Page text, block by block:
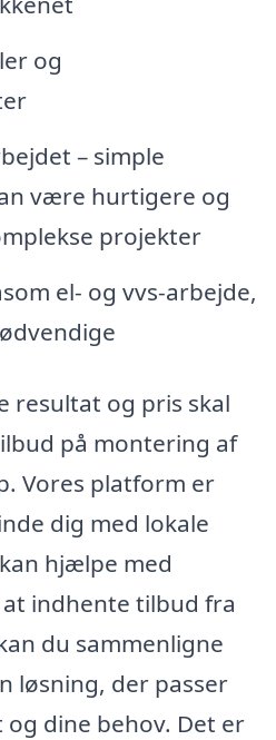
og
– simple
være hurtigere og
projekter
el- og vvs-arbejde,
resultat og pris skal
på montering af
Vores platform er
dig med lokale
hjælpe med
indhente tilbud fra
du sammenligne
løsning, der passer
dine behov. Det er